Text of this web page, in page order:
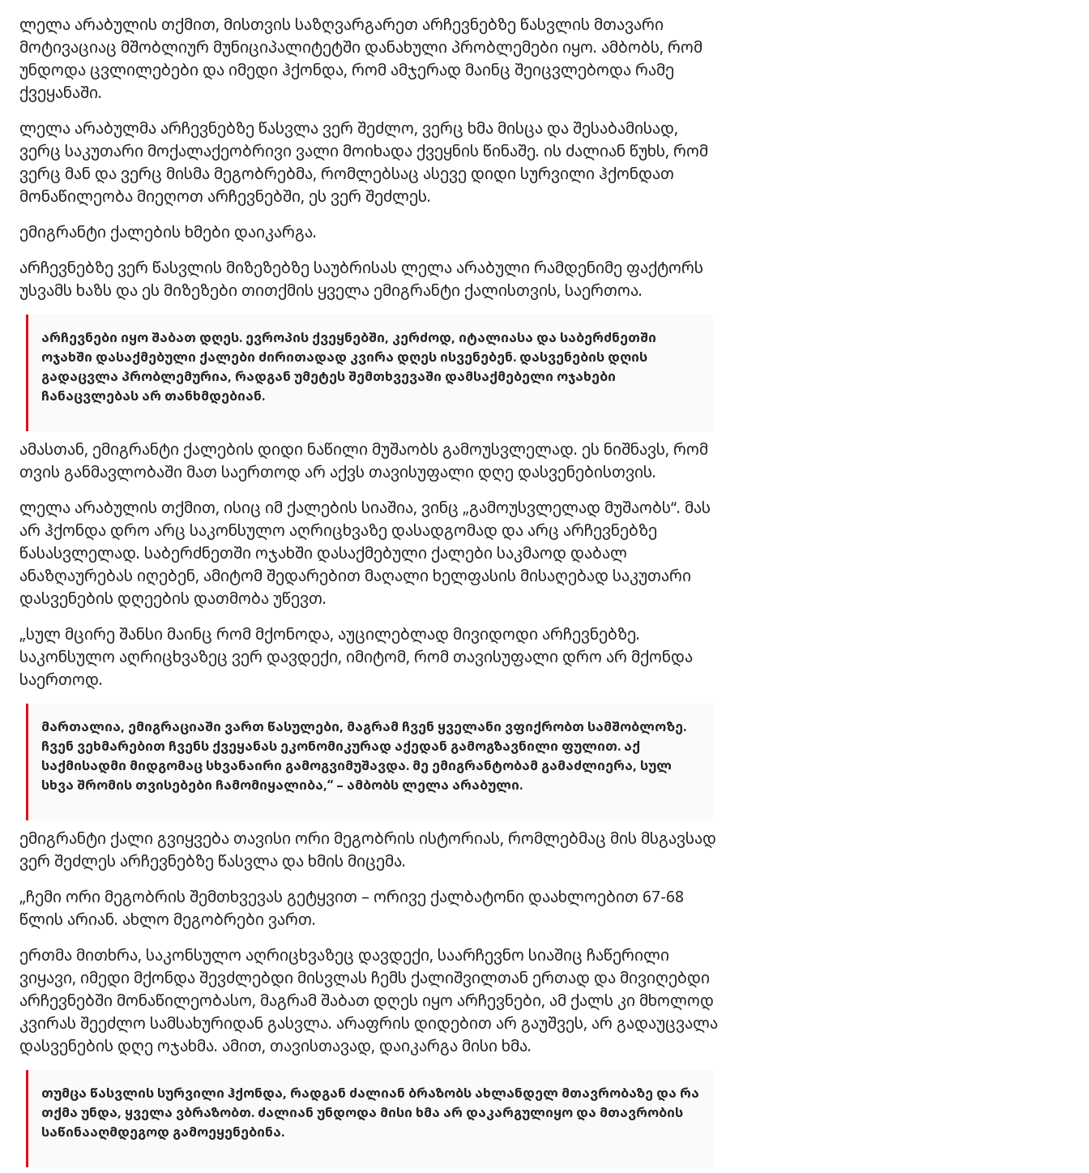
ლელა არაბულის თქმით, მისთვის საზღვარგარეთ არჩევნებზე წასვლის მთავარი
მოტივაციაც მშობლიურ მუნიციპალიტეტში დანახული პრობლემები იყო. ამბობს, რომ
უნდოდა ცვლილებები და იმედი ჰქონდა, რომ ამჯერად მაინც შეიცვლებოდა რამე
ქვეყანაში.
ლელა არაბულმა არჩევნებზე წასვლა ვერ შეძლო, ვერც ხმა მისცა და შესაბამისად,
ვერც საკუთარი მოქალაქეობრივი ვალი მოიხადა ქვეყნის წინაშე. ის ძალიან წუხს, რომ
ვერც მან და ვერც მისმა მეგობრებმა, რომლებსაც ასევე დიდი სურვილი ჰქონდათ
მონაწილეობა მიეღოთ არჩევნებში, ეს ვერ შეძლეს.
ემიგრანტი ქალების ხმები დაიკარგა.
არჩევნებზე ვერ წასვლის მიზეზებზე საუბრისას ლელა არაბული რამდენიმე ფაქტორს
უსვამს ხაზს და ეს მიზეზები თითქმის ყველა ემიგრანტი ქალისთვის, საერთოა.
არჩევნები იყო შაბათ დღეს. ევროპის ქვეყნებში, კერძოდ, იტალიასა და საბერძნეთში
ოჯახში დასაქმებული ქალები ძირითადად კვირა დღეს ისვენებენ. დასვენების დღის
გადაცვლა პრობლემურია, რადგან უმეტეს შემთხვევაში დამსაქმებელი ოჯახები
ჩანაცვლებას არ თანხმდებიან.
ამასთან, ემიგრანტი ქალების დიდი ნაწილი მუშაობს გამოუსვლელად. ეს ნიშნავს, რომ
თვის განმავლობაში მათ საერთოდ არ აქვს თავისუფალი დღე დასვენებისთვის.
ლელა არაბულის თქმით, ისიც იმ ქალების სიაშია, ვინც „გამოუსვლელად მუშაობს“. მას
არ ჰქონდა დრო არც საკონსულო აღრიცხვაზე დასადგომად და არც არჩევნებზე
წასასვლელად. საბერძნეთში ოჯახში დასაქმებული ქალები საკმაოდ დაბალ
ანაზღაურებას იღებენ, ამიტომ შედარებით მაღალი ხელფასის მისაღებად საკუთარი
დასვენების დღეების დათმობა უწევთ.
„სულ მცირე შანსი მაინც რომ მქონოდა, აუცილებლად მივიდოდი არჩევნებზე.
საკონსულო აღრიცხვაზეც ვერ დავდექი, იმიტომ, რომ თავისუფალი დრო არ მქონდა
საერთოდ.
მართალია, ემიგრაციაში ვართ წასულები, მაგრამ ჩვენ ყველანი ვფიქრობთ სამშობლოზე.
ჩვენ ვეხმარებით ჩვენს ქვეყანას ეკონომიკურად აქედან გამოგზავნილი ფულით. აქ
საქმისადმი მიდგომაც სხვანაირი გამოგვიმუშავდა. მე ემიგრანტობამ გამაძლიერა, სულ
სხვა შრომის თვისებები ჩამომიყალიბა,“ – ამბობს ლელა არაბული.
ემიგრანტი ქალი გვიყვება თავისი ორი მეგობრის ისტორიას, რომლებმაც მის მსგავსად
ვერ შეძლეს არჩევნებზე წასვლა და ხმის მიცემა.
„ჩემი ორი მეგობრის შემთხვევას გეტყვით – ორივე ქალბატონი დაახლოებით 67-68
წლის არიან. ახლო მეგობრები ვართ.
ერთმა მითხრა, საკონსულო აღრიცხვაზეც დავდექი, საარჩევნო სიაშიც ჩაწერილი
ვიყავი, იმედი მქონდა შევძლებდი მისვლას ჩემს ქალიშვილთან ერთად და მივიღებდი
არჩევნებში მონაწილეობასო, მაგრამ შაბათ დღეს იყო არჩევნები, ამ ქალს კი მხოლოდ
კვირას შეეძლო სამსახურიდან გასვლა. არაფრის დიდებით არ გაუშვეს, არ გადაუცვალა
დასვენების დღე ოჯახმა. ამით, თავისთავად, დაიკარგა მისი ხმა.
თუმცა წასვლის სურვილი ჰქონდა, რადგან ძალიან ბრაზობს ახლანდელ მთავრობაზე და რა
თქმა უნდა, ყველა ვბრაზობთ. ძალიან უნდოდა მისი ხმა არ დაკარგულიყო და მთავრობის
საწინააღმდეგოდ გამოეყენებინა.